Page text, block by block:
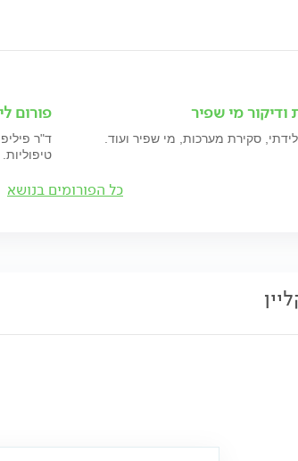
מי שפיר
סקירת מערכות, מי שפיר ועוד.
פורום
ד"ר
טיפוליות.
כל הפורומים בנושא